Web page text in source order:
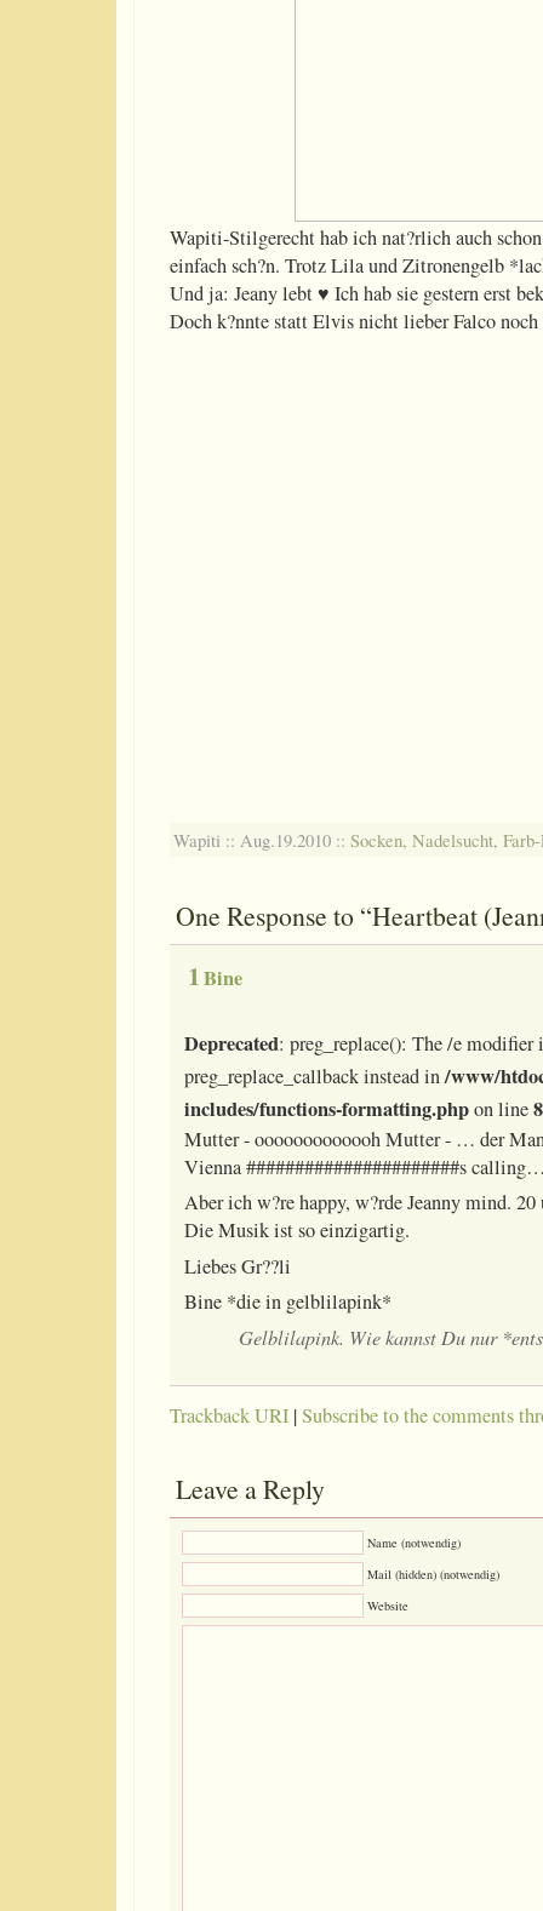
Wapiti-Stilgerecht hab ich nat?rlich auch
einfach sch?n. Trotz Lila und Zitronengelb
Und ja: Jeany lebt ♥ Ich hab sie gestern erst
Doch k?nnte statt Elvis nicht lieber Falco
Wapiti :: Aug.19.2010 :: Socken, Nadelsucht,
One Response to “Heartbeat
1Bine
Deprecated: preg_replace(): The /e modifier
preg_replace_callback instead in/www/
includes/functions-formatting.phpon line
Mutter - ooooooooooooh Mutter - … der
Vienna ######################s
Aber ich w?re happy, w?rde Jeanny mind. 20
Die Musik ist so einzigartig.
Liebes Gr??li
Bine *die in gelblilapink*
Gelblilapink. Wie kannst Du nur
Trackback URI|Subscribe to the comments
Leave a Reply
Name (notwendig)
Mail (hidden) (notwendig)
Website